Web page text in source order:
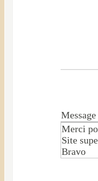
Message
Merci
Site
Bravo